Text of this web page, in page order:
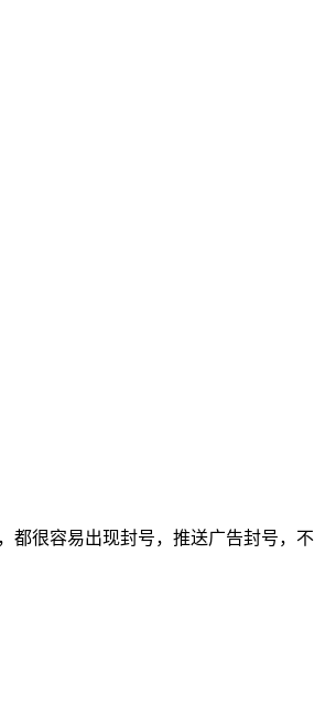
都很容易出现封号，推送广告封号，不